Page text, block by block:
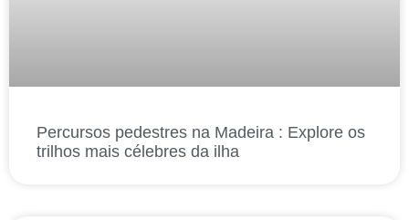
Percursos pedestres na Madeira : Explore os
trilhos mais célebres da ilha